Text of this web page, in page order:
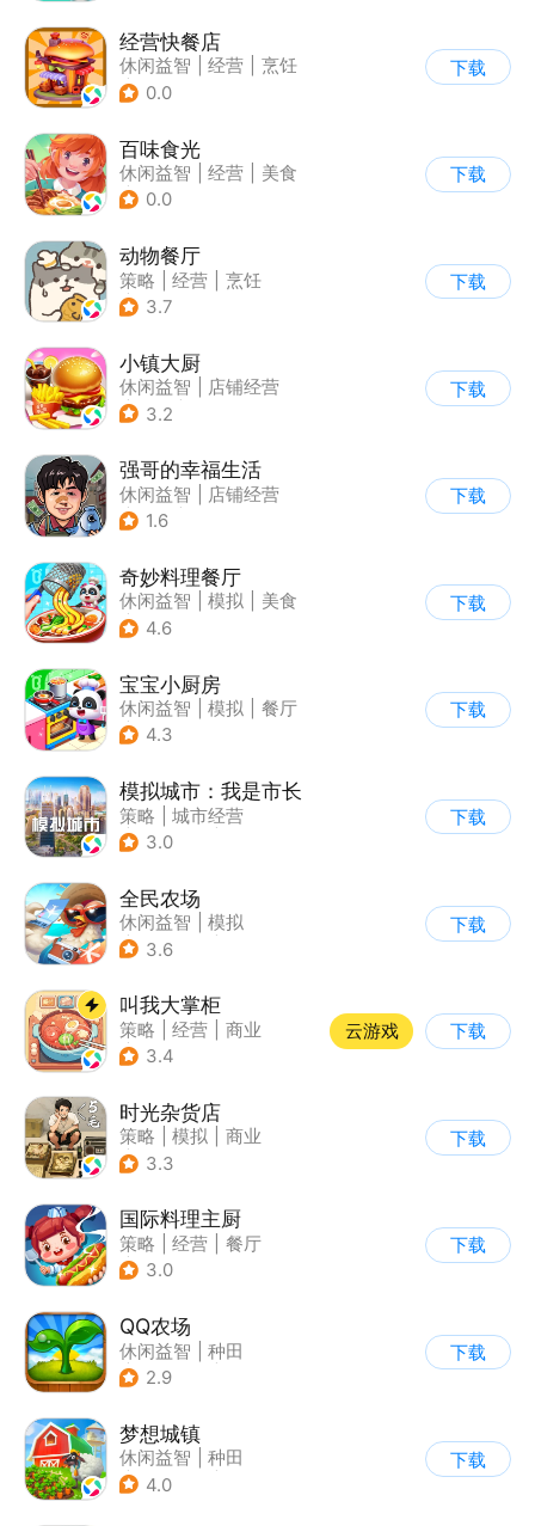
经营快餐店
休闲益智 经营
烹饪
| 卡通
0.0
下载
百味食光
休闲益智 经营
美食
| 卡通
0.0
下载
动物餐厅
策略 经营
烹饪
| 宠物
3.7
下载
小镇大厨
休闲益智
店铺经营
| 美食
3.2
下载
强哥的幸福生活
休闲益智
店铺经营
| 卡通
1.6
下载
奇妙料理餐厅
休闲益智 模拟
美食
| 宝宝巴士
4.6
下载
宝宝小厨房
休闲益智 模拟
餐厅
| 宝宝巴士
4.3
下载
模拟城市：我是市长
策略
城市经营
| 模拟城市
3.0
下载
全民农场
休闲益智
模拟
| 田园生活
3.6
下载
叫我大掌柜
策略 经营
商业
| 古风
3.4
云游戏 下载
时光杂货店
策略 模拟
商业
| 童年
3.3
下载
国际料理主厨
策略 经营
餐厅
| 学习教育
3.0
下载
QQ农场
休闲益智
种田
| 田园生活
2.9
下载
梦想城镇
休闲益智
种田
| 田园生活
4.0
下载